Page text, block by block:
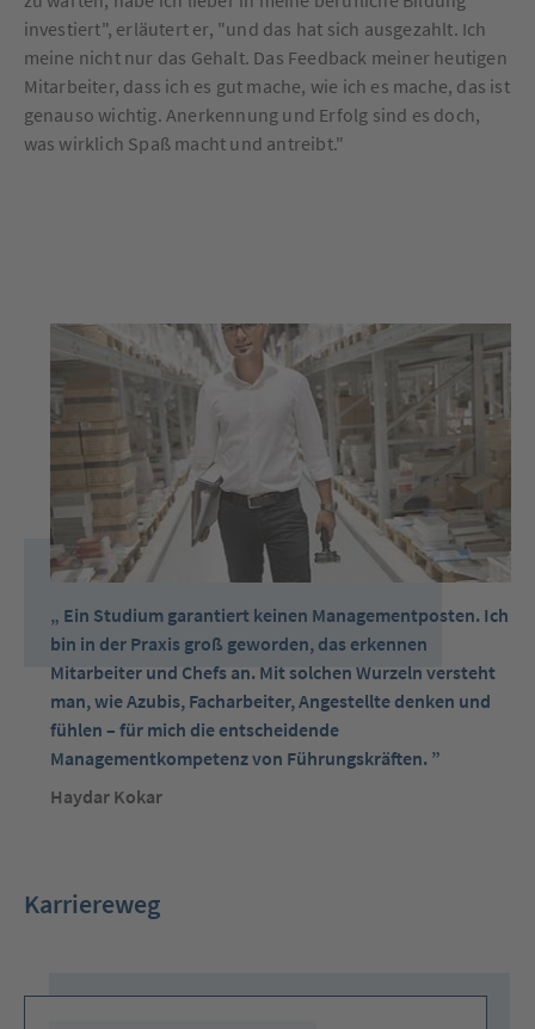
investiert", erläutert er, "und das hat sich ausgezahlt. Ich
meine nicht nur das Gehalt. Das Feedback meiner heutigen
Mitarbeiter, dass ich es gut mache, wie ich es mache, das ist
genauso wichtig. Anerkennung und Erfolg sind es doch,
was wirklich Spaß macht und antreibt."
Ein Studium garantiert keinen Managementposten. Ich
bin in der Praxis groß geworden, das erkennen
Mitarbeiter und Chefs an. Mit solchen Wurzeln versteht
man, wie Azubis, Facharbeiter, Angestellte denken und
fühlen – für mich die entscheidende
Managementkompetenz von Führungskräften.
Haydar Kokar
Karriereweg